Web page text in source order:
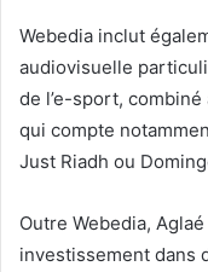
Webedia inclut
audiovisuelle
de l’e-sport,
qui compte
Just Riadh ou
Outre Webedia,
investissement dans